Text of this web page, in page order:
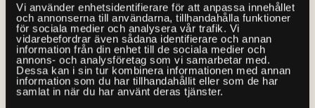
Vi använder enhetsidentifierare för att anpassa innehållet
och annonserna till användarna, tillhandahålla funktioner
för sociala medier och analysera vår trafik. Vi
vidarebefordrar även sådana identifierare och annan
information från din enhet till de sociala medier och
annons- och analysföretag som vi samarbetar med.
Dessa kan i sin tur kombinera informationen med annan
information som du har tillhandahållit eller som de har
samlat in när du har använt deras tjänster.
Tyvärr kunde vi inte hitta den sida du letar efter. Det
kan bero på att sidan inte längre finns eller att den
har flyttats.
Gå till startsidan »